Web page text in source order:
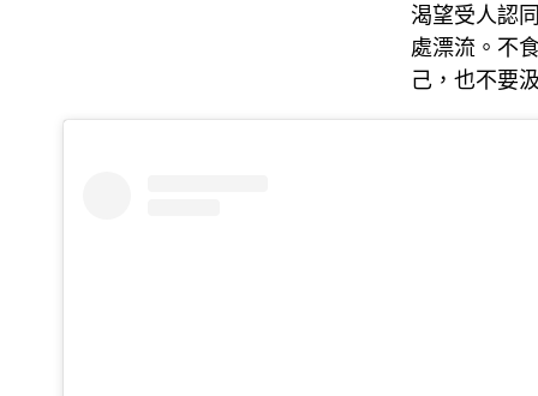
渴望受人認
處漂流。不
己，也不要